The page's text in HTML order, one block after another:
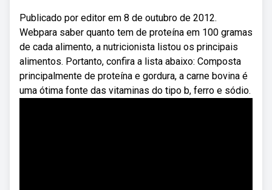
Publicado por editor em 8 de outubro de 2012.
Webpara saber quanto tem de proteína em 100 gramas
de cada alimento, a nutricionista listou os principais
alimentos. Portanto, confira a lista abaixo: Composta
principalmente de proteína e gordura, a carne bovina é
uma ótima fonte das vitaminas do tipo b, ferro e sódio.